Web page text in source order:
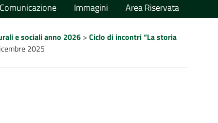
Immagini Area Riservata
e sociali anno 2026 > Ciclo di incontri “La storia
2025